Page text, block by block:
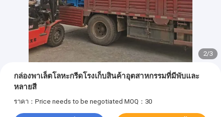
2/3
กล่องพาเล็ตโลหะกรีดโรงเก็บสินค้าอุตสาหกรรมที่มีพับและ
หลายสี
ราคา：Price needs to be negotiated MOQ：30